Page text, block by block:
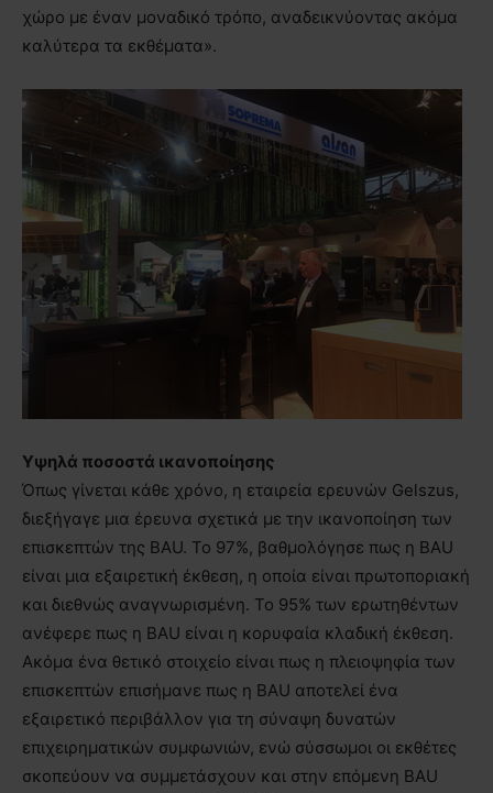
χώρο με έναν μοναδικό τρόπο, αναδεικνύοντας ακόμα
καλύτερα τα εκθέματα».
Υψηλά ποσοστά ικανοποίησης
Όπως γίνεται κάθε χρόνο, η εταιρεία ερευνών Gelszus,
διεξήγαγε μια έρευνα σχετικά με την ικανοποίηση των
επισκεπτών της BAU. Το 97%, βαθμολόγησε πως η BAU
είναι μια εξαιρετική έκθεση, η οποία είναι πρωτοποριακή
και διεθνώς αναγνωρισμένη. Το 95% των ερωτηθέντων
ανέφερε πως η BAU είναι η κορυφαία κλαδική έκθεση.
Ακόμα ένα θετικό στοιχείο είναι πως η πλειοψηφία των
επισκεπτών επισήμανε πως η BAU αποτελεί ένα
εξαιρετικό περιβάλλον για τη σύναψη δυνατών
επιχειρηματικών συμφωνιών, ενώ σύσσωμοι οι εκθέτες
σκοπεύουν να συμμετάσχουν και στην επόμενη BAU